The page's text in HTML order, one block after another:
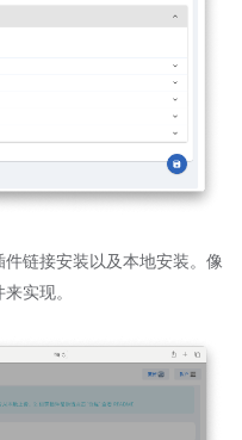
链接安装以及本地安装。像
实现。